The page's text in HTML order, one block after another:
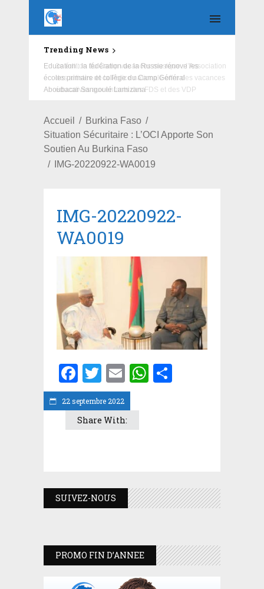
Trending News
Education : la fédération de la Russie rénove les
écoles primaire et collège du Camp Général
Aboubacar Sangoulé Lamizana
Accueil
Burkina Faso
Situation Sécuritaire : L’OCI Apporte Son
Soutien Au Burkina Faso
IMG-20220922-WA0019
22 septembre 2022
IMG-20220922-
WA0019
Facebook
Twitter
EmailWhatsApp
Share With:
SUIVEZ-NOUS
PROMO FIN D’ANNEE